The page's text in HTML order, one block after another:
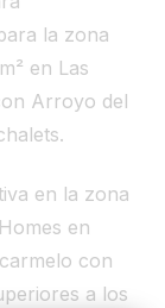
la zona
en Las
Arroyo del
en la zona
en
con
a los